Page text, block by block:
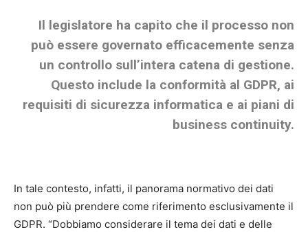
Il legislatore ha capito che il processo non
può essere governato efficacemente senza
un controllo sull’intera catena di gestione.
Questo include la conformità al GDPR, ai
requisiti di sicurezza informatica e ai piani di
business continuity.
In tale contesto, infatti, il panorama normativo dei dati
non può più prendere come riferimento esclusivamente il
GDPR. “Dobbiamo considerare il tema dei dati e delle